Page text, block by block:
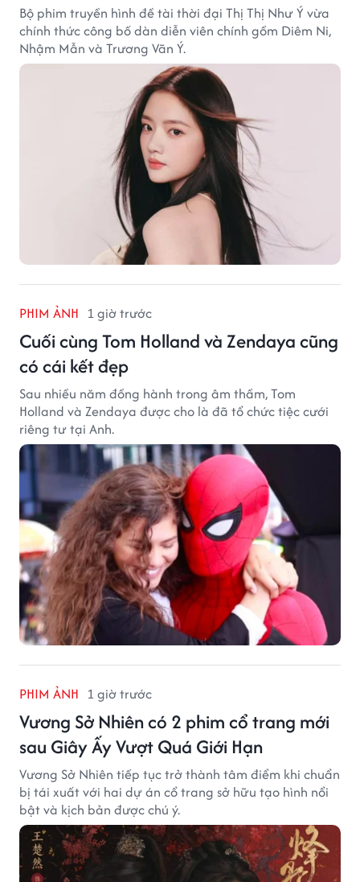
Bộ phim truyền hình đề tài thời đại Thị Thị Như Ý vừa
chính thức công bố dàn diễn viên chính gồm Diêm Ni,
Nhậm Mẫn và Trương Vãn Ý.
PHIM ẢNH 1 giờ trước
Cuối cùng Tom Holland và Zendaya cũng
có cái kết đẹp
Sau nhiều năm đồng hành trong âm thầm, Tom
Holland và Zendaya được cho là đã tổ chức tiệc cưới
riêng tư tại Anh.
PHIM ẢNH 1 giờ trước
Vương Sở Nhiên có 2 phim cổ trang mới
sau Giây Ấy Vượt Quá Giới Hạn
Vương Sở Nhiên tiếp tục trở thành tâm điểm khi chuẩn
bị tái xuất với hai dự án cổ trang sở hữu tạo hình nổi
bật và kịch bản được chú ý.